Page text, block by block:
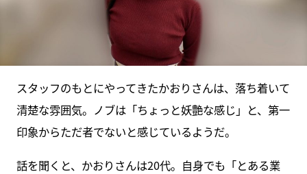
スタッフのもとにやってきたかおりさんは、落ち着いて
清楚な雰囲気。ノブは「ちょっと妖艶な感じ」と、第一
印象からただ者でないと感じているようだ。
話を聞くと、かおりさんは20代。自身でも「とある業